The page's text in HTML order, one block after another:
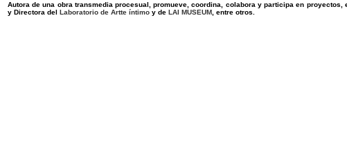
Autora de una obra transmedia procesual, promueve, coordina, colabora y participa en
y Directora del Laboratorio de Artte íntimo y de LAI MUSEUM , entre otros.